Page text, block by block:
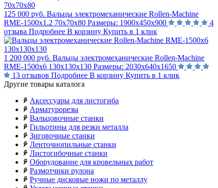
125 000 руб. Вальцы электромеханические Rollen-Machine
RME-1500х1.2 70х70х80 Размеры: 1900х450х900
4
отзыва Подробнее В корзину Купить в 1 клик
1 200 000 руб. Вальцы электромеханические Rollen-Machine
RME-1500х6 130х130х130 Размеры: 2030х640х1650
13 отзывов Подробнее В корзину Купить в 1 клик
Другие товары каталога
Аксессуары для листогиба
Арматурорезы
Вальцовочные станки
Гильотины для резки металла
Зиговочные станки
Ленточнопильные станки
Листогибочные станки
Оборудование для кровельных работ
Размотчики рулона
Ручные дисковые ножи по металлу